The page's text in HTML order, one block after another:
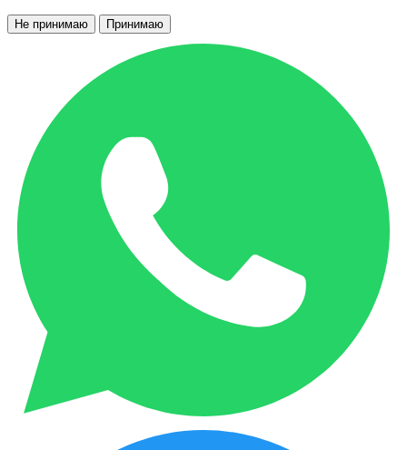
Не принимаю Принимаю